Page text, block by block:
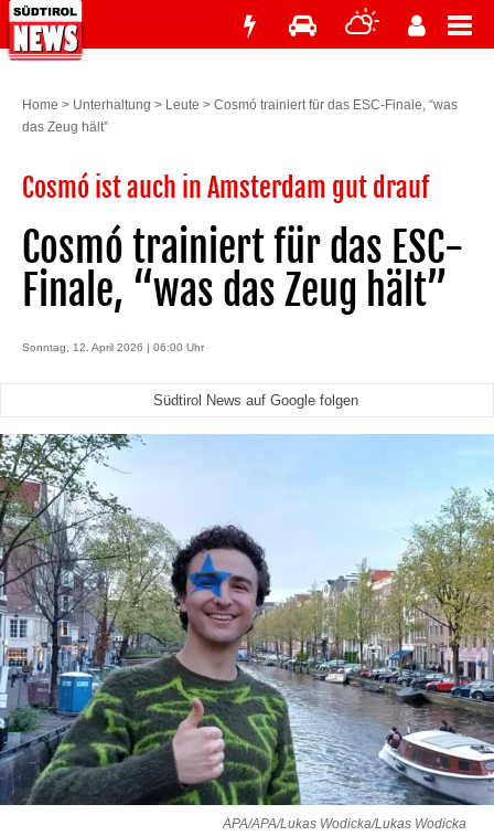
Home > Unterhaltung > Leute > Cosmó trainiert für das ESC-Finale, “was
das Zeug hält”
Cosmó ist auch in Amsterdam gut drauf
Cosmó trainiert für das ESC-
Finale, “was das Zeug hält”
Sonntag, 12. April 2026 | 06:00 Uhr
Südtirol News auf Google folgen
APA/APA/Lukas Wodicka/Lukas Wodicka